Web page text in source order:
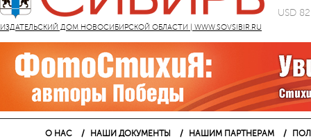
ИЗДАТЕЛЬСКИЙ ДОМ НОВОСИБИРСКОЙ ОБЛАСТИ | WWW.SOVSIBIR.RU
USD
О НАС НАШИ ДОКУМЕНТЫ НАШИМ ПАРТНЕРАМ